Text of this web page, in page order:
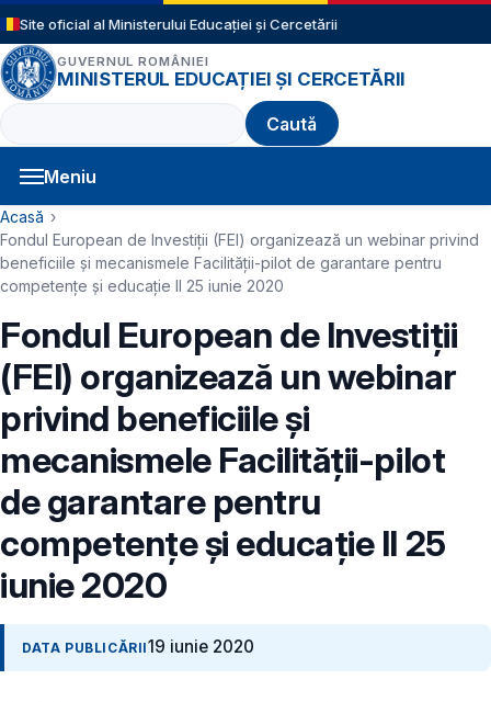
Sari la conținutul principal
Site oficial al Ministerului Educației și Cercetării
GUVERNUL ROMÂNIEI
MINISTERUL EDUCAȚIEI ȘI CERCETĂRII
Caută
Meniu
Navigație principală
Cale de navigare
Acasă
Fondul European de Investiții (FEI) organizează un webinar privind
beneficiile și mecanismele Facilității-pilot de garantare pentru
competențe și educație II 25 iunie 2020
Fondul European de Investiții
(FEI) organizează un webinar
privind beneficiile și
mecanismele Facilității-pilot
de garantare pentru
competențe și educație II 25
iunie 2020
DATA PUBLICĂRII19 iunie 2020